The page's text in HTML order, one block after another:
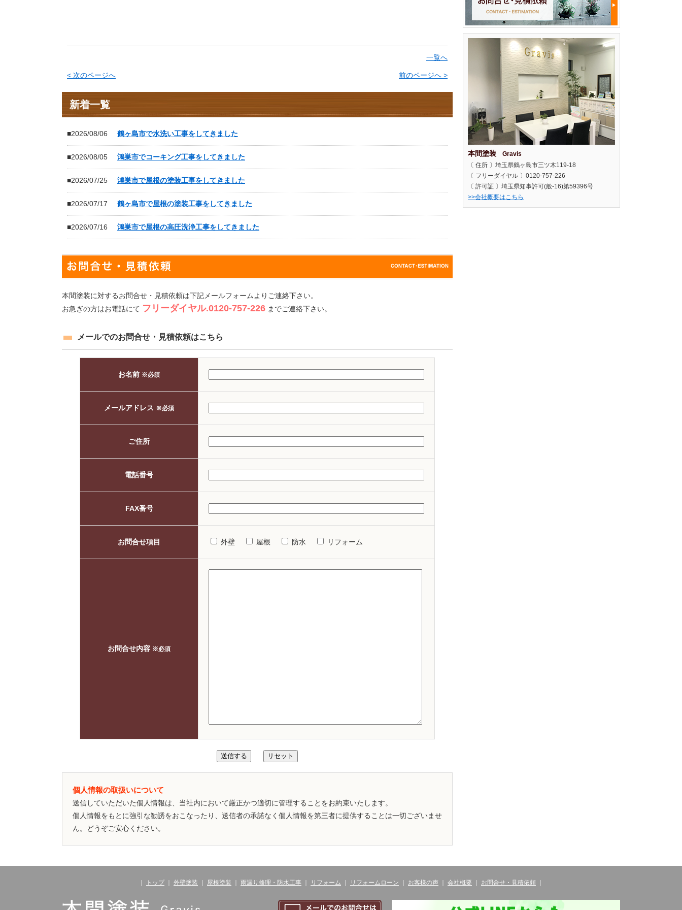
一覧へ
< 次のページへ 前のページへ >
新着一覧
■2026/08/06 鶴ヶ島市で水洗い工事をしてきました
■2026/08/05 鴻巣市でコーキング工事をしてきました
■2026/07/25 鴻巣市で屋根の塗装工事をしてきました
■2026/07/17 鶴ヶ島市で屋根の塗装工事をしてきました
■2026/07/16 鴻巣市で屋根の高圧洗浄工事をしてきました
本間塗装に対するお問合せ・見積依頼は下記メールフォームよりご連絡下さい。
お急ぎの方はお電話にて フリーダイヤル.0120-757-226 までご連絡下さい。
メールでのお問合せ・見積依頼はこちら
お名前 ※必須
メールアドレス ※必須
ご住所
電話番号
FAX番号
お問合せ項目 外壁 屋根 防水 リフォーム
お問合せ内容 ※必須
個人情報の取扱いについて
送信していただいた個人情報は、当社内において厳正かつ適切に管理することをお約束いたします。
個人情報をもとに強引な勧誘をおこなったり、送信者の承諾なく個人情報を第三者に提供することは一切ございませ
ん。どうぞご安心ください。
本間塗装
Gravis
〔 住所 〕埼玉県鶴ヶ島市三ツ木119-18
〔 フリーダイヤル 〕0120-757-226
〔 許可証 〕埼玉県知事許可(般-16)第59396号
>>会社概要はこちら
トップ 外壁塗装 屋根塗装 雨漏り修理・防水工事 リフォーム リフォームローン お客様の声 会社概要 お問合せ・見積依頼